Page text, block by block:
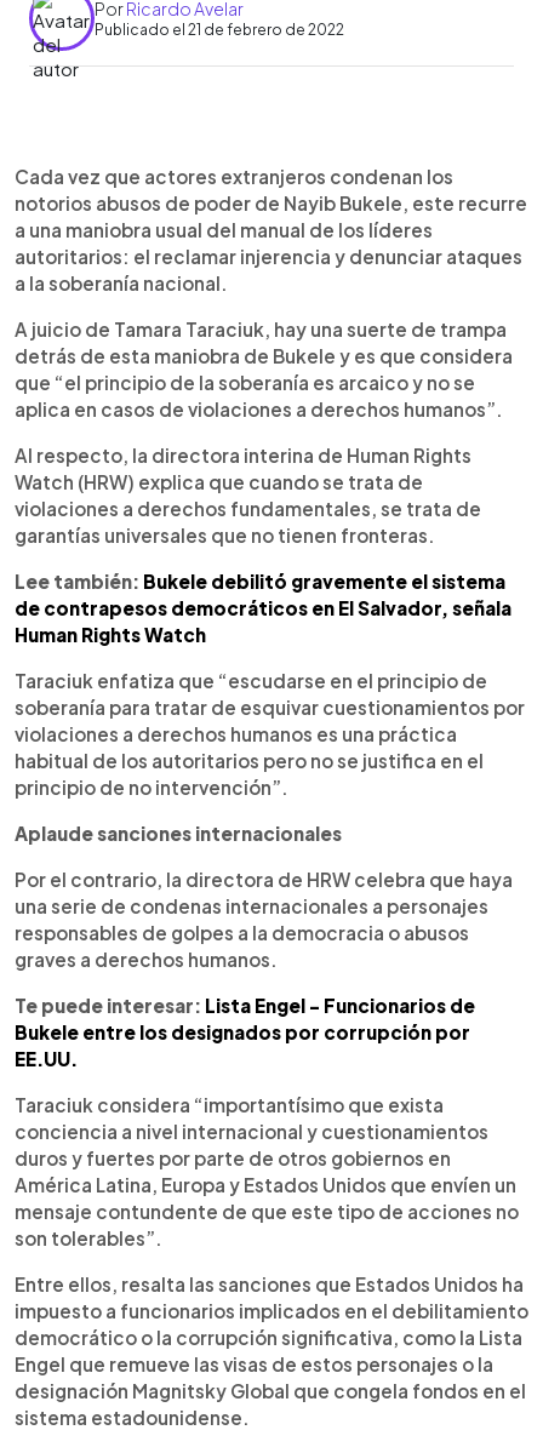
PorRicardo Avelar
Publicado el 21 de febrero de 2022
Escuchar artículo
Cada vez que actores extranjeros condenan los
notorios abusos de poder de Nayib Bukele, este recurre
a una maniobra usual del manual de los líderes
autoritarios: el reclamar injerencia y denunciar ataques
a la soberanía nacional.
A juicio de Tamara Taraciuk, hay una suerte de trampa
detrás de esta maniobra de Bukele y es que considera
que “el principio de la soberanía es arcaico y no se
aplica en casos de violaciones a derechos humanos”.
Al respecto, la directora interina de Human Rights
Watch (HRW) explica que cuando se trata de
violaciones a derechos fundamentales, se trata de
garantías universales que no tienen fronteras.
Lee también: Bukele debilitó gravemente el sistema
de contrapesos democráticos en El Salvador, señala
Human Rights Watch
Taraciuk enfatiza que “escudarse en el principio de
soberanía para tratar de esquivar cuestionamientos por
violaciones a derechos humanos es una práctica
habitual de los autoritarios pero no se justifica en el
principio de no intervención”.
Aplaude sanciones internacionales
Por el contrario, la directora de HRW celebra que haya
una serie de condenas internacionales a personajes
responsables de golpes a la democracia o abusos
graves a derechos humanos.
Te puede interesar: Lista Engel - Funcionarios de
Bukele entre los designados por corrupción por
EE.UU.
Taraciuk considera “importantísimo que exista
conciencia a nivel internacional y cuestionamientos
duros y fuertes por parte de otros gobiernos en
América Latina, Europa y Estados Unidos que envíen un
mensaje contundente de que este tipo de acciones no
son tolerables”.
Entre ellos, resalta las sanciones que Estados Unidos ha
impuesto a funcionarios implicados en el debilitamiento
democrático o la corrupción significativa, como la Lista
Engel que remueve las visas de estos personajes o la
designación Magnitsky Global que congela fondos en el
sistema estadounidense.